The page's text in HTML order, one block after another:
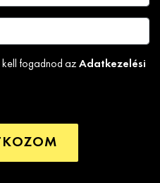
kell fogadnod az Adatkezelési